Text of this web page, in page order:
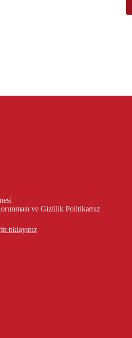
ve Gizlilik Politikamız
tıklayınız